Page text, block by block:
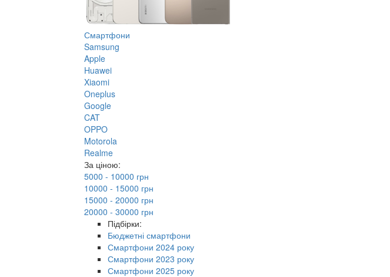
Смартфони
Samsung
Apple
Huawei
Xiaomi
Oneplus
Google
CAT
OPPO
Motorola
Realme
За ціною:
5000 - 10000 грн
10000 - 15000 грн
15000 - 20000 грн
20000 - 30000 грн
Підбірки:
Бюджетні смартфони
Смартфони 2024 року
Смартфони 2023 року
Смартфони 2025 року